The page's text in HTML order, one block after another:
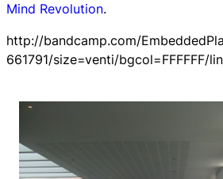
Mind Revolution.
http://bandcamp.com/
661791/size=venti/bgcol=FFFFFF/